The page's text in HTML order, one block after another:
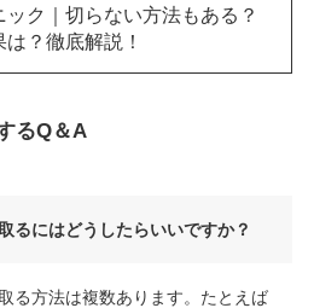
ック｜切らない方法もある？
は？徹底解説！
るQ＆A
るにはどうしたらいいですか？
る方法は複数あります。たとえば